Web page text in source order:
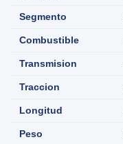
Segmento
Combustible
Transmision
Traccion
Longitud
Peso